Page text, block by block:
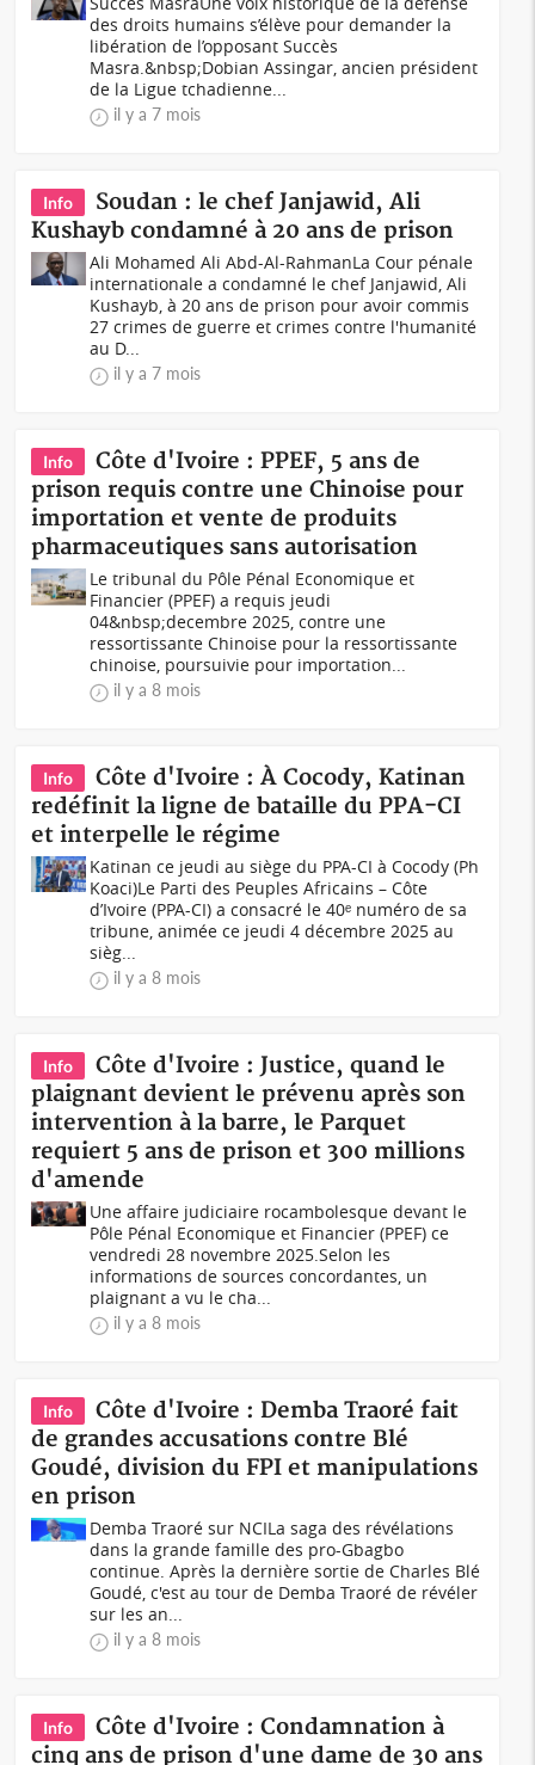
des droits humains s’élève pour demander la
libération de l’opposant Succès
Masra.&nbsp;Dobian Assingar, ancien président
de la Ligue tchadienne...
il y a 7 mois
Info
Soudan : le chef Janjawid, Ali
Kushayb condamné à 20 ans de prison
Ali Mohamed Ali Abd-Al-RahmanLa Cour pénale
internationale a condamné le chef Janjawid, Ali
Kushayb, à 20 ans de prison pour avoir commis
27 crimes de guerre et crimes contre l'humanité
au D...
il y a 7 mois
Info
Côte d'Ivoire : PPEF, 5 ans de
prison requis contre une Chinoise pour
importation et vente de produits
pharmaceutiques sans autorisation
Le tribunal du Pôle Pénal Economique et
Financier (PPEF) a requis jeudi
04&nbsp;decembre 2025, contre une
ressortissante Chinoise pour la ressortissante
chinoise, poursuivie pour importation...
il y a 8 mois
Info
Côte d'Ivoire : À Cocody, Katinan
redéfinit la ligne de bataille du PPA-CI
et interpelle le régime
Katinan ce jeudi au siège du PPA-CI à Cocody (Ph
Koaci)Le Parti des Peuples Africains – Côte
d’Ivoire (PPA-CI) a consacré le 40ᵉ numéro de sa
tribune, animée ce jeudi 4 décembre 2025 au
sièg...
il y a 8 mois
Info
Côte d'Ivoire : Justice, quand le
plaignant devient le prévenu après son
intervention à la barre, le Parquet
requiert 5 ans de prison et 300 millions
d'amende
Une affaire judiciaire rocambolesque devant le
Pôle Pénal Economique et Financier (PPEF) ce
vendredi 28 novembre 2025.Selon les
informations de sources concordantes, un
plaignant a vu le cha...
il y a 8 mois
Info
Côte d'Ivoire : Demba Traoré fait
de grandes accusations contre Blé
Goudé, division du FPI et manipulations
en prison
Demba Traoré sur NCILa saga des révélations
dans la grande famille des pro-Gbagbo
continue. Après la dernière sortie de Charles Blé
Goudé, c'est au tour de Demba Traoré de révéler
sur les an...
il y a 8 mois
Info
Côte d'Ivoire : Condamnation à
cinq ans de prison d'une dame de 30 ans